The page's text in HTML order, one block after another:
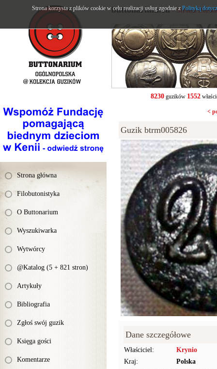
Strona główna
Filobutonistyka
O Buttonarium
Wyszukiwarka
Wytwórcy
@Katalog (5 + 821 stron)
Artykuły
Bibliografia
Zgłoś swój guzik
Księga gości
Komentarze
buttonarium.eu- Strona
8230guzików 1552
<
Guzik btrm005826
Dane szczegółowe
Właściciel:
Krynio
Kraj:
Polska
Strona korzysta z plików cookie w celu realizacji usług zgodnie zPolityką